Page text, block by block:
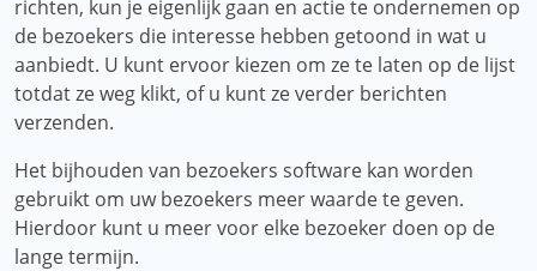
richten, kun je eigenlijk gaan en actie te ondernemen op
de bezoekers die interesse hebben getoond in wat u
aanbiedt. U kunt ervoor kiezen om ze te laten op de lijst
totdat ze weg klikt, of u kunt ze verder berichten
verzenden.
Het bijhouden van bezoekers software kan worden
gebruikt om uw bezoekers meer waarde te geven.
Hierdoor kunt u meer voor elke bezoeker doen op de
lange termijn.